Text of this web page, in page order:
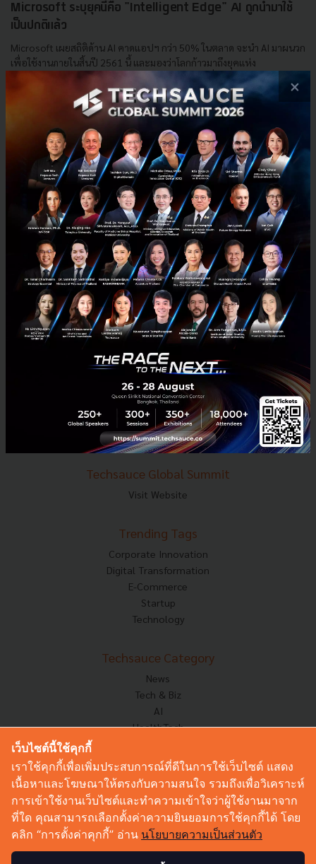
Microsoft ระบุยุคนี้คือ "Intelligent Edge" AI ถูกนำมาใช้
เป็นปกติแล้ว
Microsoft เผยสถิติด้าน AI คาดแอปฯ กว่า 50% ในตลาด จะนำ AI มาผนวก
เพื่อใช้งานภายในสิ้นปี 2561 นี้ และมองว่าโลกก้าวมาถึงยุคแห่ง
‘Intelligent Cloud’ และ ‘Intelligent Edge’ เป็นที่เรียบ...
มิถุนายน 12, 2018| ByTechsauce Team
Tech & Biz AI AI is NOW Microsoft Artificial Intelligence
E-mail :contact@techsauce.co
Tel : 02-001-5375
Mobile : 06-4658-9500
Techsauce Media
About Techsauce
Techsauce Services
Privacy Policy
ส่งบทความ
Techsauce Global Summit
Visit Website
Trending Tags
Corporate Innovation
Digital Transformation
E-Commerce
Startup
Technology
Techsauce Category
News
Tech & Biz
AI
HealthTech
Corp Innov
Saucy Thoughts
Based On
Sustainable
Videos
Podcast
×
เว็บไซต์นี้ใช้คุกกี้
เราใช้คุกกี้เพื่อเพิ่มประสบการณ์ที่ดีในการใช้เว็บไซต์ แสดง
เนื้อหาและโฆษณาให้ตรงกับความสนใจ รวมถึงเพื่อวิเคราะห์
การเข้าใช้งานเว็บไซต์และทำความเข้าใจว่าผู้ใช้งานมาจาก
ที่ใด คุณสามารถเลือกตั้งค่าความยินยอมการใช้คุกกี้ได้ โดย
คลิก “การตั้งค่าคุกกี้” อ่าน นโยบายความเป็นส่วนตัว